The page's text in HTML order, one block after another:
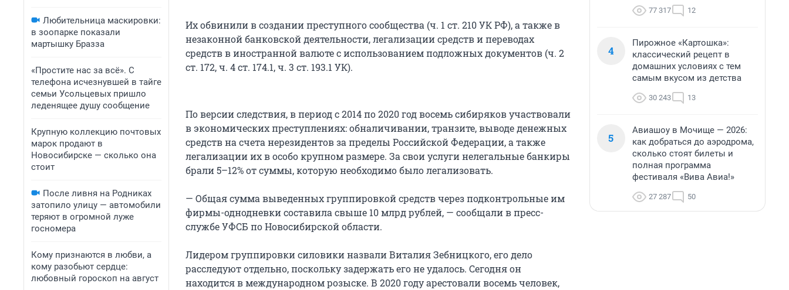
Любительница маскировки:
в зоопарке показали
мартышку Бразза
«Простите нас за всё». С
телефона исчезнувшей в тайге
семьи Усольцевых пришло
леденящее душу сообщение
Крупную коллекцию почтовых
марок продают в
Новосибирске — сколько она
стоит
После ливня на Родниках
затопило улицу — автомобили
теряют в огромной луже
госномера
Кому признаются в любви, а
кому разобьют сердце:
любовный гороскоп на август
Их обвинили в создании преступного сообщества (ч. 1 ст. 210 УК РФ), а также в
незаконной банковской деятельности, легализации средств и переводах
средств в иностранной валюте с использованием подложных документов (ч. 2
ст. 172, ч. 4 ст. 174.1, ч. 3 ст. 193.1 УК).
По версии следствия, в период с 2014 по 2020 год восемь сибиряков участвовали
в экономических преступлениях: обналичивании, транзите, выводе денежных
средств на счета нерезидентов за пределы Российской Федерации, а также
легализации их в особо крупном размере. За свои услуги нелегальные банкиры
брали 5–12% от суммы, которую необходимо было легализовать.
— Общая сумма выведенных группировкой средств через подконтрольные им
фирмы-однодневки составила свыше 10 млрд рублей, — сообщали в пресс-
службе УФСБ по Новосибирской области.
Лидером группировки силовики назвали Виталия Зебницкого, его дело
расследуют отдельно, поскольку задержать его не удалось. Сегодня он
находится в международном розыске. В 2020 году арестовали восемь человек,
77 317 12
4
Пирожное «Картошка»:
классический рецепт в
домашних условиях с тем
самым вкусом из детства
30 243 13
5
Авиашоу в Мочище — 2026:
как добраться до аэродрома,
сколько стоят билеты и
полная программа
фестиваля «Вива Авиа!»
27 287 50